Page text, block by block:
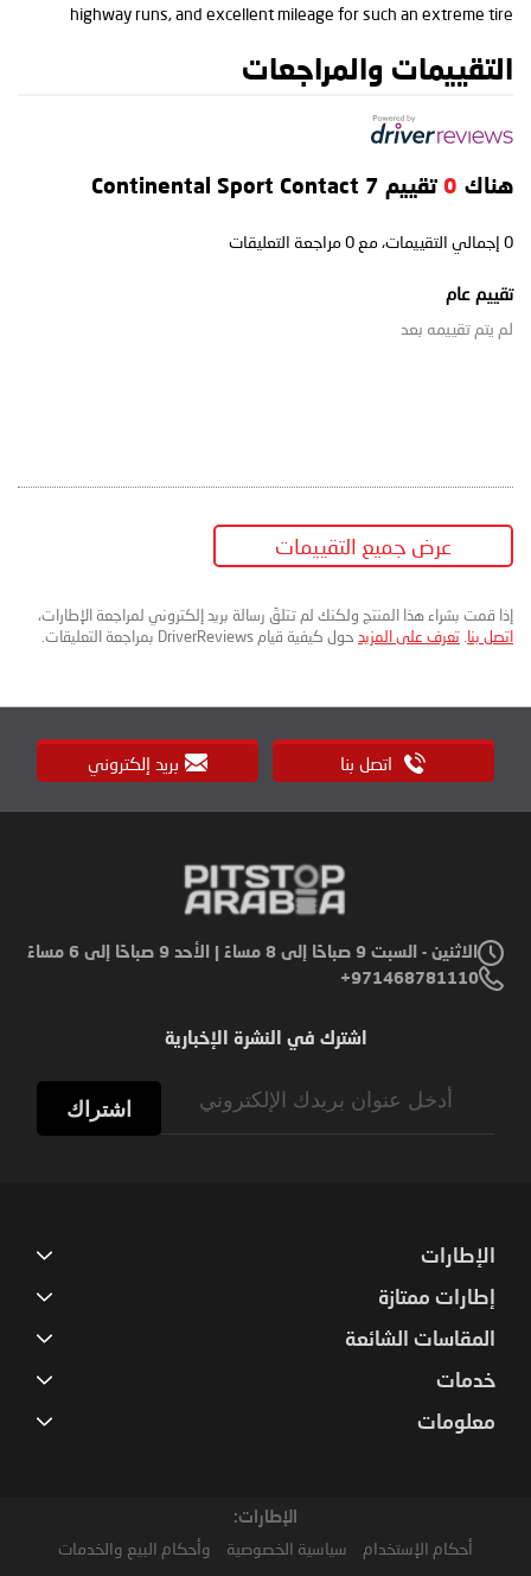
highway runs, and excellent mileage for such an extreme tire
التقييمات والمراجعات
هناك 0 تقييم Continental Sport Contact 7
0 إجمالي التقييمات، مع 0 مراجعة التعليقات
تقييم عام
لم يتم تقييمه بعد
عرض جميع التقييمات
إذا قمت بشراء هذا المنتج ولكنك لم تتلقَ رسالة بريد إلكتروني لمراجعة الإطارات،
اتصل بنا. تعرف على المزيد حول كيفية قيام DriverReviews بمراجعة التعليقات.
اتصل بنا بريد إلكتروني
الاثنين - السبت 9 صباحًا إلى 8 مساءً | الأحد 9 صباحًا إلى 6 مساءً
971468781110+
اشترك في النشرة الإخبارية
اشتراك
الإطارات
إطارات ممتازة
المقاسات الشائعة
خدمات
معلومات
الإطارات:
أحكام الإستخدام سياسية الخصوصية وأحكام البيع والخدمات